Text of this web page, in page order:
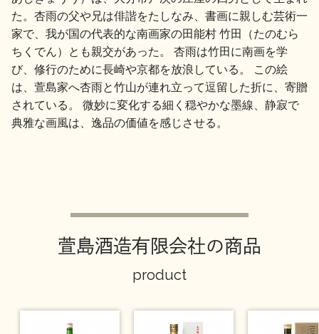
た。杏雨の父や兄は俳諧をたしなみ、書画に親しむ芸術一
家で、我が国の代表的な南画家の田能村 竹田（たのむら
ちくでん）とも親交があった。 杏雨は竹田に南画を学
び、修行のために長崎や京都を放浪している。 この絵
は、萱島家へ杏雨と竹山が連れ立って逗留した折に、寄贈
されている。 微妙に変化する細く穏やかな墨線、静寂で
典雅な画風は、逸品の価値を感じさせる。
萱島酒造有限会社の商品
product